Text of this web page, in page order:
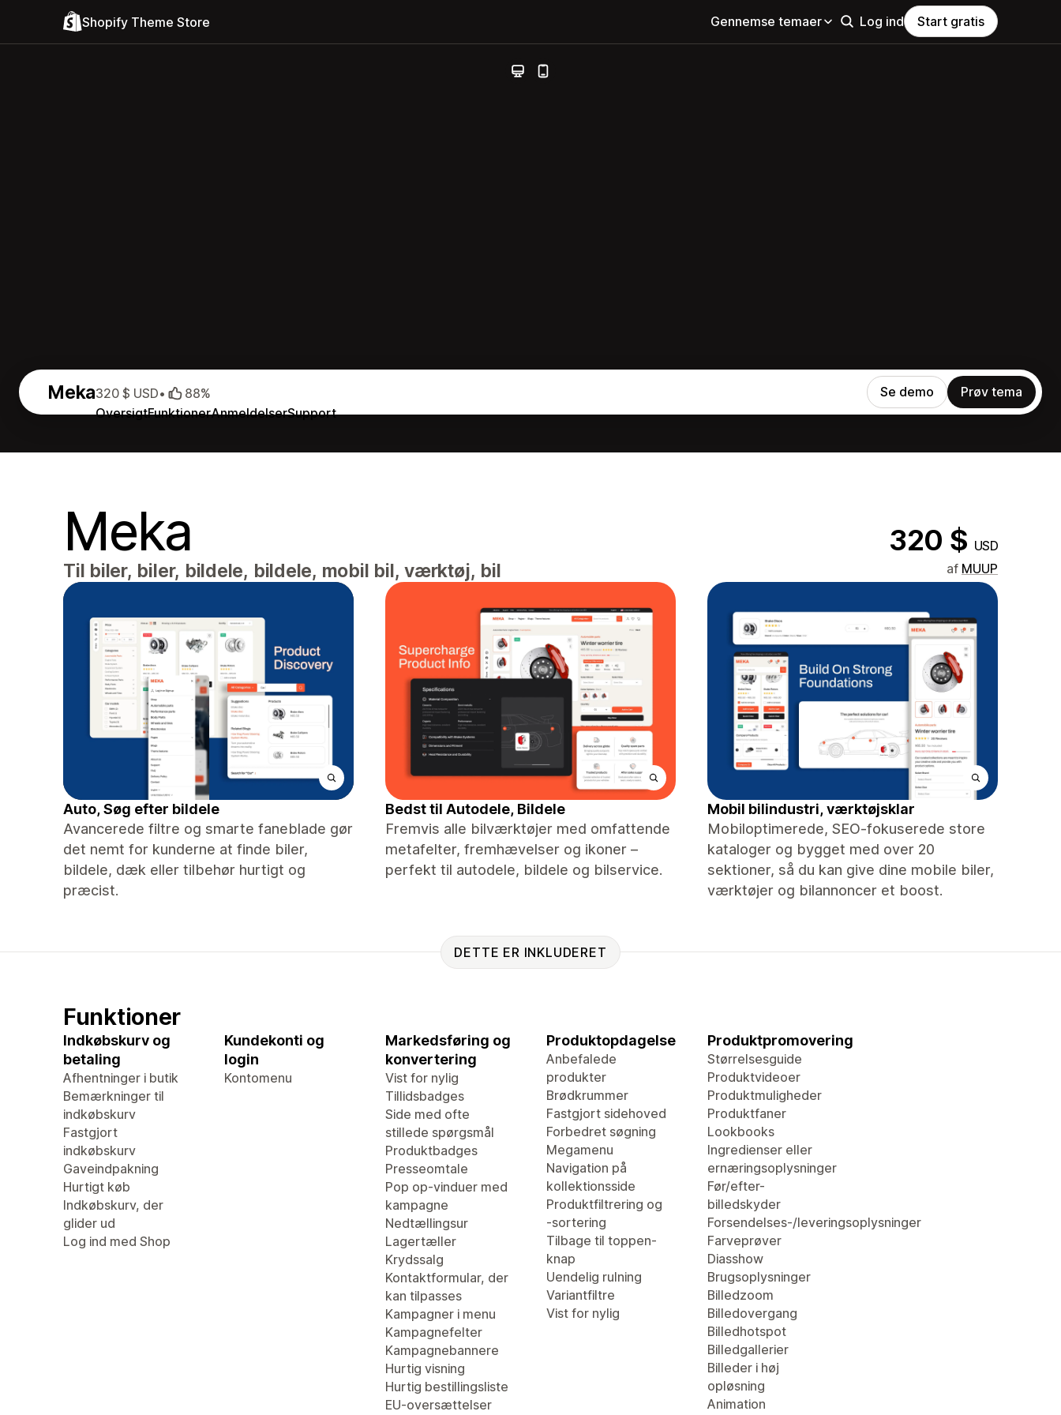
Shopify Theme Store Gennemse temaer Log ind Start gratis
Meka
OversigtFunktionerAnmeldelserSupport
320 $ USD• 88% Se demo Prøv tema
Meka 320 $ USD
Til biler, biler, bildele, bildele, mobil bil, værktøj, bil af MUUP
Auto, Søg efter bildele
Avancerede filtre og smarte faneblade gør
det nemt for kunderne at finde biler,
bildele, dæk eller tilbehør hurtigt og
præcist.
Bedst til Autodele, Bildele
Fremvis alle bilværktøjer med omfattende
metafelter, fremhævelser og ikoner –
perfekt til autodele, bildele og bilservice.
Mobil bilindustri, værktøjsklar
Mobiloptimerede, SEO-fokuserede store
kataloger og bygget med over 20
sektioner, så du kan give dine mobile biler,
værktøjer og bilannoncer et boost.
DETTE ER INKLUDERET
Funktioner
Indkøbskurv og
betaling
Afhentninger i butik
Bemærkninger til
indkøbskurv
Fastgjort
indkøbskurv
Gaveindpakning
Hurtigt køb
Indkøbskurv, der
glider ud
Log ind med Shop
Kundekonti og
login
Kontomenu
Markedsføring og
konvertering
Vist for nylig
Tillidsbadges
Side med ofte
stillede spørgsmål
Produktbadges
Presseomtale
Pop op-vinduer med
kampagne
Nedtællingsur
Lagertæller
Krydssalg
Kontaktformular, der
kan tilpasses
Kampagner i menu
Kampagnefelter
Kampagnebannere
Hurtig visning
Hurtig bestillingsliste
EU-oversættelser
Produktopdagelse
Anbefalede
produkter
Brødkrummer
Fastgjort sidehoved
Forbedret søgning
Megamenu
Navigation på
kollektionsside
Produktfiltrering og
-sortering
Tilbage til toppen-
knap
Uendelig rulning
Variantfiltre
Vist for nylig
Produktpromovering
Størrelsesguide
Produktvideoer
Produktmuligheder
Produktfaner
Lookbooks
Ingredienser eller
ernæringsoplysninger
Før/efter-
billedskyder
Forsendelses-/leveringsoplysninger
Farveprøver
Diasshow
Brugsoplysninger
Billedzoom
Billedovergang
Billedhotspot
Billedgallerier
Billeder i høj
opløsning
Animation